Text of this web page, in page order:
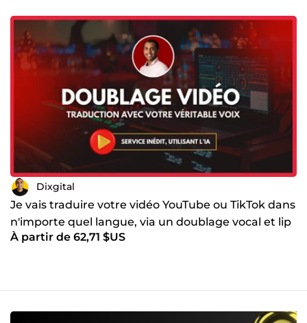
d'influence ou à maximiser vos résultats, je suis à vos
côtés pour atteindre vos objectifs. Mon approche data-
driven assure une amélioration continue de vos
performances et vous garantit un marketing d’influence
efficace et rentable. 👉 Contactez-moi en cliquant sur le
bouton &quot;Contacter le vendeur&quot; pour discuter de
votre projet et découvrir comment nous pouvons
ensemble maximiser l'impact de vos campagnes
d'influence dès maintenant
Dixgital
Je vais traduire votre vidéo YouTube ou TikTok dans
n'importe quel langue, via un doublage vocal et lip
sync
À partir de 62,71 $US